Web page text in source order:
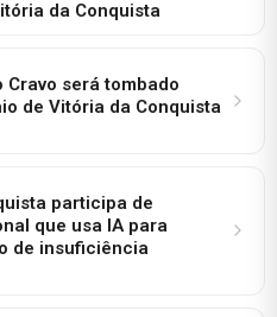
da Conquista
Cravo será tombado
de Vitória da Conquista
participa de
que usa IA para
de insuficiência